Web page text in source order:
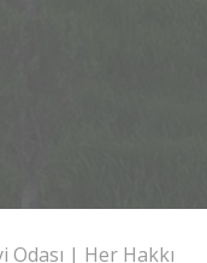
Odası | Her Hakkı